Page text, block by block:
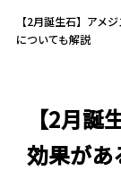
【2月誕生石】アメ
についても解説
【2月
効果があ